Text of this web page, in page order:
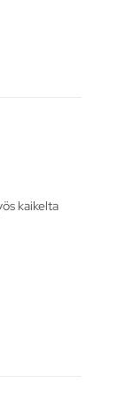
kaikelta